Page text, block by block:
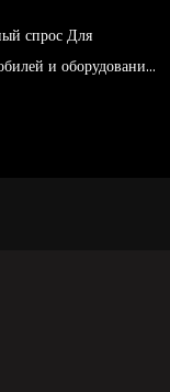
Для
оборудовани...